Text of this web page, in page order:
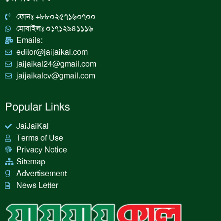
a
m
n
ফোনঃ +৮৮০২৫৭১৬০৭০০
মোবাইলঃ ০১৭১২৯৪১১১৬
Emails:
editor@jaijaikal.com
jaijaikal24@gmail.com
jaijaikalcv@gmail.com
Popular Links
JaiJaiKal
Terms of Use
Privacy Notice
Sitemap
Advertisement
News Letter